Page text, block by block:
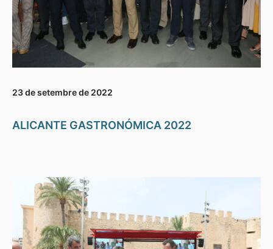
23 de setembre de 2022
ALICANTE GASTRONÓMICA 2022